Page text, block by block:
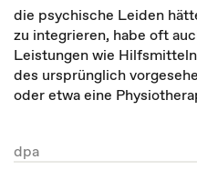
die psychische Leiden
zu integrieren, habe oft
Leistungen wie
des ursprünglich
oder etwa eine
dpa